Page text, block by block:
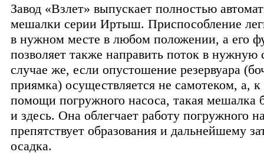
Завод «Взлет» выпускает полностью
мешалки серии Иртыш. Приспособление
в нужном месте в любом положении, а его
позволяет также направить поток в нужную
случае же, если опустошение резервуара
приямка) осуществляется не самотеком, а,
помощи погружного насоса, такая мешалка
и здесь. Она облегчает работу погружного
препятствует образования и дальнейшему
осадка.